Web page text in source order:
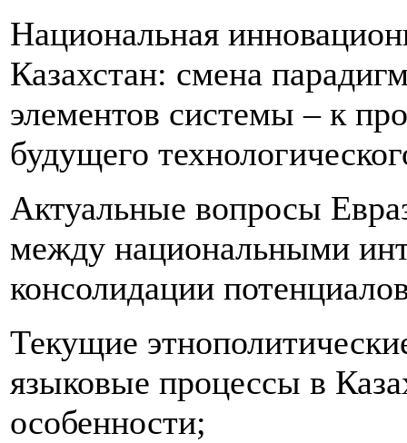
Национальная
Казахстан: смена
элементов системы – к
будущего
Актуальные вопросы
между национальными
консолидации
Текущие
языковые процессы в
особенности;